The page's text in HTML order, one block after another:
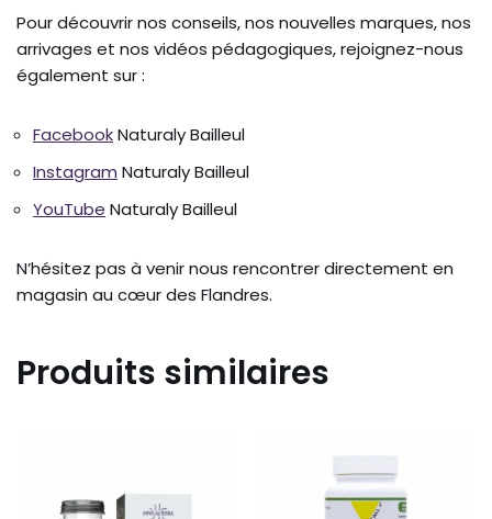
Pour découvrir nos conseils, nos nouvelles marques, nos
arrivages et nos vidéos pédagogiques, rejoignez-nous
également sur :
FacebookNaturaly Bailleul
Instagram Naturaly Bailleul
YouTube Naturaly Bailleul
N’hésitez pas à venir nous rencontrer directement en
magasin au cœur des Flandres.
Produits similaires